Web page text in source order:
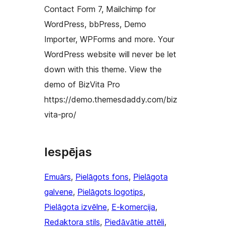
Contact Form 7, Mailchimp for
WordPress, bbPress, Demo
Importer, WPForms and more. Your
WordPress website will never be let
down with this theme. View the
demo of BizVita Pro
https://demo.themesdaddy.com/biz
vita-pro/
Iespējas
Emuārs, Pielāgots fons, Pielāgota
galvene, Pielāgots logotips
Pielāgota izvēlne, E-komercija
Redaktora stils, Piedāvātie attēli